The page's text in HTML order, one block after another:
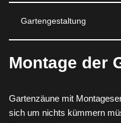
Gartengestaltung
Montage der
Gartenzäune mit
sich um nichts kümmern